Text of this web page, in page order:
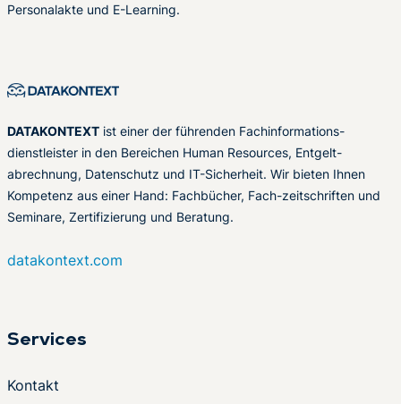
Personalakte und E-Learning.
DATAKONTEXT ist einer der führenden Fachinformations-
dienstleister in den Bereichen Human Resources, Entgelt-
abrechnung, Datenschutz und IT-Sicherheit. Wir bieten Ihnen
Kompetenz aus einer Hand: Fachbücher, Fach-zeitschriften und
Seminare, Zertifizierung und Beratung.
datakontext.com
Services
Kontakt